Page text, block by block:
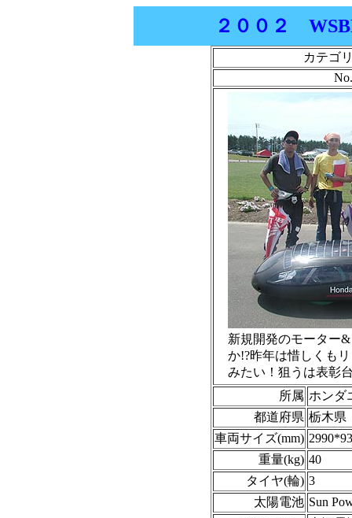
２００２
カテゴ
新規開発のモーター
か!?昨年は惜しくも
みたい！狙うは表彰
所属 ホンダ
都道府県 栃木県
車両サイズ(mm)
重量(kg) 40
タイヤ(輪) 3
太陽電池 Sun